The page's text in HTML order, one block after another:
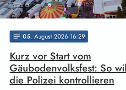
notes 05. August 2026 16:29
Kurz vor Start vom
Gäubodenvolksfest: So
die Polizei kontrollieren